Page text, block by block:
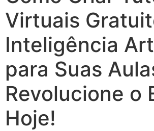
Virtuais
Inteligência
para Suas
Revolucione o
Hoje!